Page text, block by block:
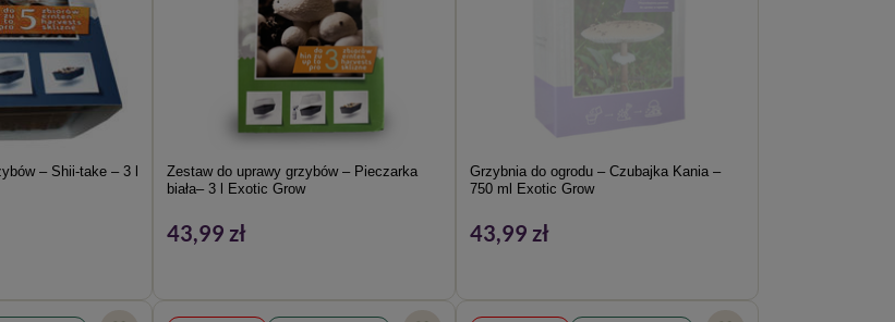
– Shii-take – 3 l
Zestaw do uprawy grzybów – Pieczarka
biała– 3 l Exotic Grow
43,99 zł
Grzybnia do ogrodu – Czubajka Kania –
750 ml Exotic Grow
43,99 zł